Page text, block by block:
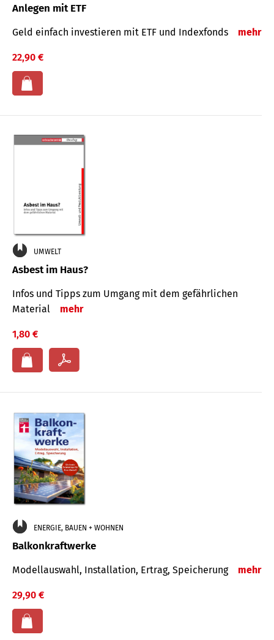
Anlegen mit ETF
Geld einfach investieren mit ETF und Indexfonds mehr
22,90 €
UMWELT
Asbest im Haus?
Infos und Tipps zum Um­gang mit dem ge­fähr­lichen
Mate­rial
mehr
1,80 €
ENERGIE, BAUEN + WOHNEN
Balkonkraftwerke
Modellauswahl, Installation, Ertrag, Speicherung mehr
29,90 €